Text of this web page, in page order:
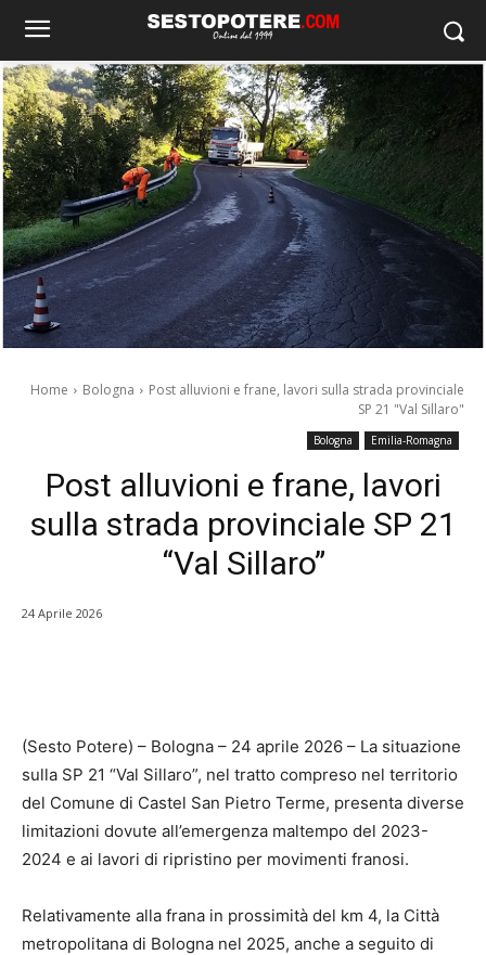
Home Bologna
Post alluvioni e frane, lavori sulla strada provinciale
SP 21 "Val Sillaro"
Bologna Emilia-Romagna
Post alluvioni e frane, lavori
sulla strada provinciale SP 21
“Val Sillaro”
24 Aprile 2026
(Sesto Potere) – Bologna – 24 aprile 2026 – La situazione
sulla SP 21 “Val Sillaro”, nel tratto compreso nel territorio
del Comune di Castel San Pietro Terme, presenta diverse
limitazioni dovute all’emergenza maltempo del 2023-
2024 e ai lavori di ripristino per movimenti franosi.
Relativamente alla frana in prossimità del km 4, la Città
metropolitana di Bologna nel 2025, anche a seguito di